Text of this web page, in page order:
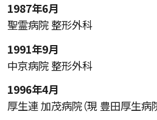
1987年6月
聖霊病院 整形外科
1991年9月
中京病院 整形外科
1996年4月
厚生連 加茂病院（現 豊田厚生病